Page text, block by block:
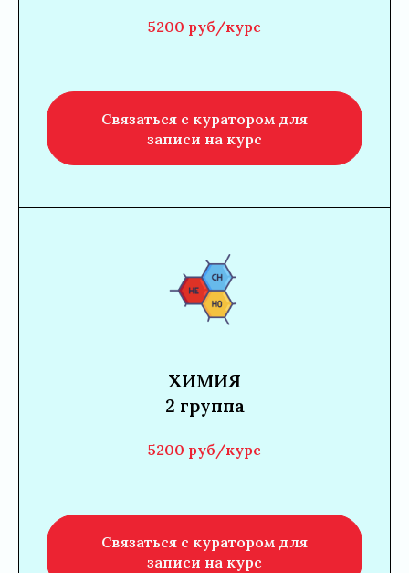
5200 руб/курс
Связаться с куратором для
записи на курс
ХИМИЯ
2 группа
5200 руб/курс
Связаться с куратором для
записи на курс